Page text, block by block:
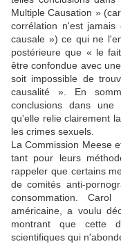
Multiple Causation »
corrélation n'est jamais
causale ») ce qui ne
postérieure que « le
être confondue avec
soit impossible de
causalité ». En
conclusions dans une
qu'elle relie clairement
les crimes sexuels.
La Commission Meese
tant pour leurs
rappeler que certains
de comités anti-
consommation. Carol
américaine, a voulu
montrant que cette
scientifiques qui